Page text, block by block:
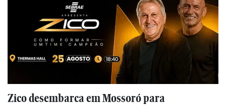
Zico desembarca em Mossoró para